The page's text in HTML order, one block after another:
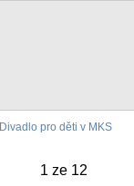
Divadlo pro děti v MKS
1 ze 12